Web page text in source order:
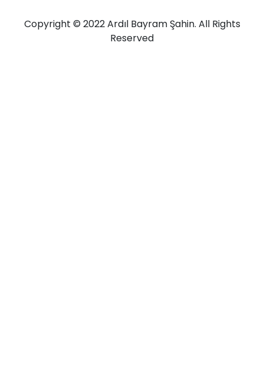
Copyright © 2022 Ardıl Bayram Şahin. All Rights
Reserved